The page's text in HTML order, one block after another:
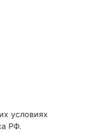
условиях
РФ.